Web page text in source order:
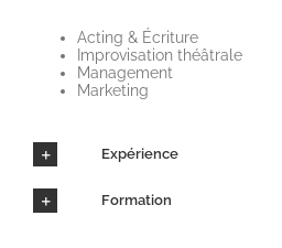
Acting & Écriture
Improvisation théâtrale
Management
Marketing
Expérience
Formation